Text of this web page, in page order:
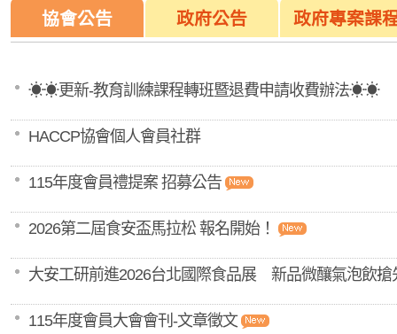
協會公告 政府公告 政府專案課
☀☀更新-教育訓練課程轉班暨退費申請收費辦法☀☀
HACCP協會個人會員社群
115年度會員禮提案 招募公告
2026第二屆食安盃馬拉松 報名開始！
大安工研前進2026台北國際食品展 新品微釀氣泡飲搶
115年度會員大會會刊-文章徵文